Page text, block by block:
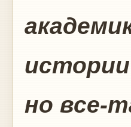
но все-